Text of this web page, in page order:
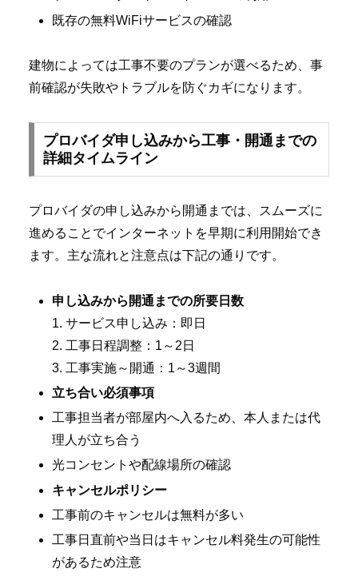
既存の無料WiFiサービスの確認
建物によっては工事不要のプランが選べるため、事
前確認が失敗やトラブルを防ぐカギになります。
プロバイダ申し込みから工事・開通までの
詳細タイムライン
プロバイダの申し込みから開通までは、スムーズに
進めることでインターネットを早期に利用開始でき
ます。主な流れと注意点は下記の通りです。
申し込みから開通までの所要日数
1. サービス申し込み：即日
2. 工事日程調整：1～2日
3. 工事実施～開通：1～3週間
立ち合い必須事項
工事担当者が部屋内へ入るため、本人または代
理人が立ち合う
光コンセントや配線場所の確認
キャンセルポリシー
工事前のキャンセルは無料が多い
工事日直前や当日はキャンセル料発生の可能性
があるため注意